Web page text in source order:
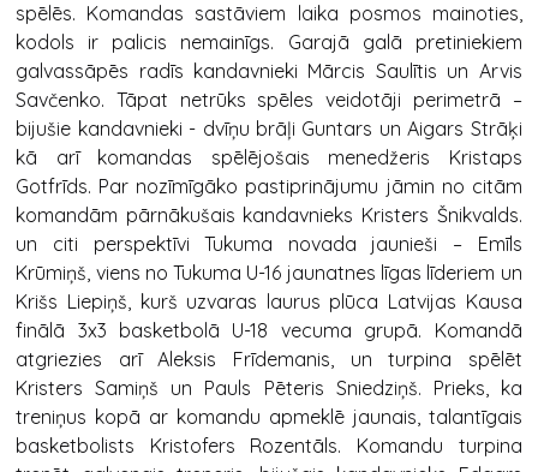
spēlēs. Komandas sastāviem laika posmos mainoties,
kodols ir palicis nemainīgs. Garajā galā pretiniekiem
galvassāpēs radīs kandavnieki Mārcis Saulītis un Arvis
Savčenko. Tāpat netrūks spēles veidotāji perimetrā –
bijušie kandavnieki - dvīņu brāļi Guntars un Aigars Strāķi
kā arī komandas spēlējošais menedžeris Kristaps
Gotfrīds. Par nozīmīgāko pastiprinājumu jāmin no citām
komandām pārnākušais kandavnieks Kristers Šnikvalds.
un citi perspektīvi Tukuma novada jaunieši – Emīls
Krūmiņš, viens no Tukuma U-16 jaunatnes līgas līderiem un
Krišs Liepiņš, kurš uzvaras laurus plūca Latvijas Kausa
finālā 3x3 basketbolā U-18 vecuma grupā. Komandā
atgriezies arī Aleksis Frīdemanis, un turpina spēlēt
Kristers Samiņš un Pauls Pēteris Sniedziņš. Prieks, ka
treniņus kopā ar komandu apmeklē jaunais, talantīgais
basketbolists Kristofers Rozentāls. Komandu turpina